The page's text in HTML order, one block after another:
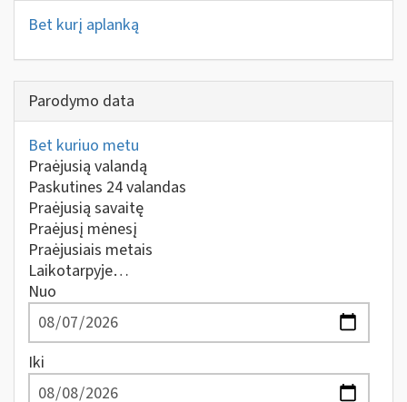
Bet kurį aplanką
Parodymo data
Bet kuriuo metu
Praėjusią valandą
Paskutines 24 valandas
Praėjusią savaitę
Praėjusį mėnesį
Praėjusiais metais
Laikotarpyje…
Nuo
Iki